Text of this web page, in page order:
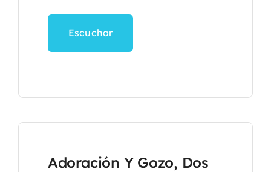
Escuchar
Adoración Y Gozo, Dos